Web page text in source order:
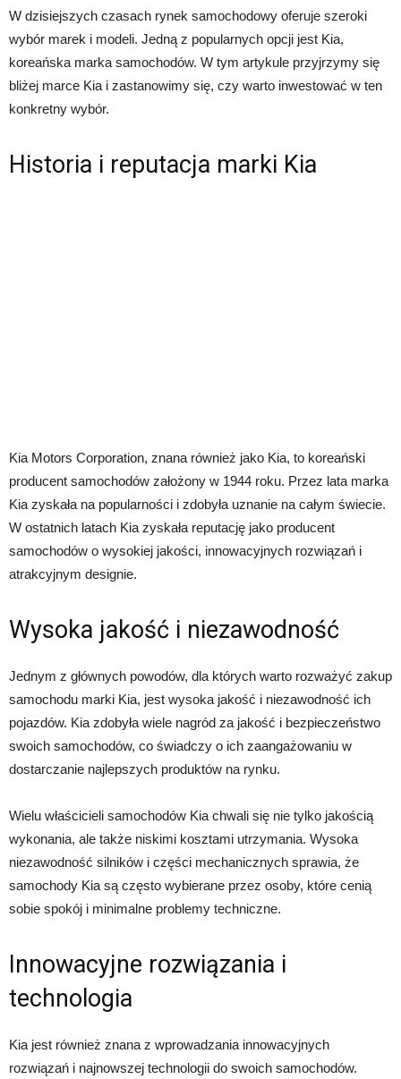
W dzisiejszych czasach rynek samochodowy oferuje szeroki
wybór marek i modeli. Jedną z popularnych opcji jest Kia,
koreańska marka samochodów. W tym artykule przyjrzymy się
bliżej marce Kia i zastanowimy się, czy warto inwestować w ten
konkretny wybór.
Historia i reputacja marki Kia
Kia Motors Corporation, znana również jako Kia, to koreański
producent samochodów założony w 1944 roku. Przez lata marka
Kia zyskała na popularności i zdobyła uznanie na całym świecie.
W ostatnich latach Kia zyskała reputację jako producent
samochodów o wysokiej jakości, innowacyjnych rozwiązań i
atrakcyjnym designie.
Wysoka jakość i niezawodność
Jednym z głównych powodów, dla których warto rozważyć zakup
samochodu marki Kia, jest wysoka jakość i niezawodność ich
pojazdów. Kia zdobyła wiele nagród za jakość i bezpieczeństwo
swoich samochodów, co świadczy o ich zaangażowaniu w
dostarczanie najlepszych produktów na rynku.
Wielu właścicieli samochodów Kia chwali się nie tylko jakością
wykonania, ale także niskimi kosztami utrzymania. Wysoka
niezawodność silników i części mechanicznych sprawia, że
samochody Kia są często wybierane przez osoby, które cenią
sobie spokój i minimalne problemy techniczne.
Innowacyjne rozwiązania i
technologia
Kia jest również znana z wprowadzania innowacyjnych
rozwiązań i najnowszej technologii do swoich samochodów.